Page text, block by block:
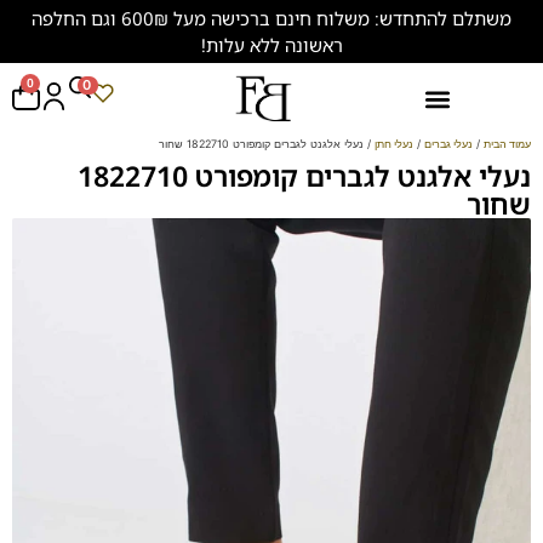
משתלם להתחדש: משלוח חינם ברכישה מעל 600₪ וגם החלפה
ראשונה ללא עלות!
0 0
עמוד הבית / נעלי גברים / נעלי חתן / נעלי אלגנט לגברים קומפורט 1822710 שחור
נעלי אלגנט לגברים קומפורט 1822710
שחור